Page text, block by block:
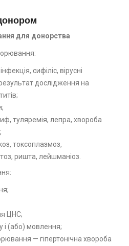
для донорства
сифіліс, вірусні
дослідження на
туляремія, лепра, хвороба
токсоплазмоз,
ришта, лейшманіоз.
ЦНС;
і (або) мовлення;
— гіпертонічна хвороба